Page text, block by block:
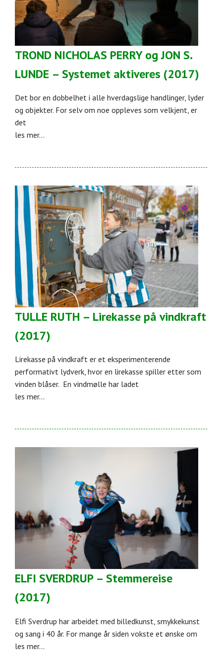
TROND NICHOLAS PERRY og JON S.
LUNDE – Systemet aktiveres (2017)
Det bor en dobbelhet i alle hverdagslige handlinger, lyder
og objekter. For selv om noe oppleves som velkjent, er
det
les mer...
TULLE RUTH – Lirekasse på vindkraft
(2017)
Lirekasse på vindkraft er et eksperimenterende
performativt lydverk, hvor en lirekasse spiller etter som
vinden blåser. En vindmølle har ladet
les mer...
ELFI SVERDRUP – Stemmereise
(2017)
Elfi Sverdrup har arbeidet med billedkunst, smykkekunst
og sang i 40 år. For mange år siden vokste et ønske om
les mer...